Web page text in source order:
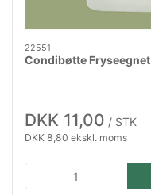
22551
Condibøtte
DKK 11,00 / STK
DKK 8,80 ekskl. moms